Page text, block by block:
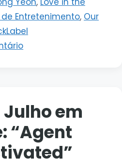
Entretenimento, Our
em
“Agent